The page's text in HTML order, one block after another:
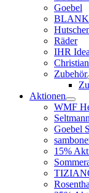
Goebel
BLANK
Räder
IHR
Zubehör
Aktionen
WMF
Goebel
15%